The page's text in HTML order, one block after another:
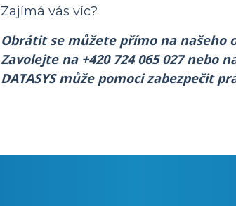
Zajímá vás víc?
Obrátit se můžete přímo na našeho
Zavolejte na +420 724 065 027 nebo
DATASYS může pomoci zabezpečit